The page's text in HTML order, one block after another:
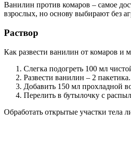
Ванилин против комаров – самое
взрослых, но основу выбирают без
Раствор
Как развести ванилин от комаров и
Слегка подогреть 100 мл
Развести ванилин – 2 пакетика.
Добавить 150 мл прохладной
Перелить в бутылочку с
Обработать открытые участки тела